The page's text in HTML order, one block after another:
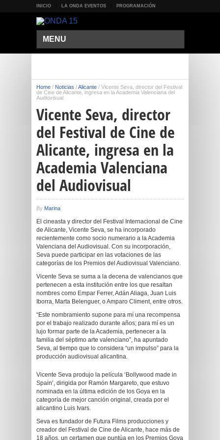
INICIO LA ONDA EVENTOS PROGRAMACIÓN
MENU
Home / Noticias /Alicante / Vicente Seva, director del Festival
de Cine de Alicante, ingresa en la Academia Valenciana del
Audiovisual
Vicente Seva, director
del Festival de Cine de
Alicante, ingresa en la
Academia Valenciana
del Audiovisual
By Marina
El cineasta y director del Festival Internacional de Cine
de Alicante, Vicente Seva, se ha incorporado
recientemente como socio numerario a la Academia
Valenciana del Audiovisual. Con su incorporación,
Seva puede participar en las votaciones de las
categorías de los Premios del Audiovisual Valenciano.
Vicente Seva se suma a la decena de valencianos que
pertenecen a esta institución entre los que resaltan
nombres como Empar Ferrer, Adán Aliaga, Juan Luis
Iborra, Marta Belenguer, o Amparo Climent, entre otros.
“Este nombramiento supone para mí una recompensa
por el trabajo realizado durante años; para mí es un
lujo formar parte de la Academia, pertenecer a la
familia del séptimo arte valenciano”, ha apuntado
Seva, al tiempo que lo considera “un impulso” para la
producción audiovisual alicantina.
Vicente Seva produjo la película ‘Bollywood made in
Spain’, dirigida por Ramón Margareto, que estuvo
nominada en la última edición de los Goya en la
categoría de mejor canción original, creada por el
alicantino Luis Ivars.
Seva es fundador de Futura Films producciones y
creador del Festival de Cine de Alicante, hace más de
18 años, un certamen que puntúa en los Premios Goya